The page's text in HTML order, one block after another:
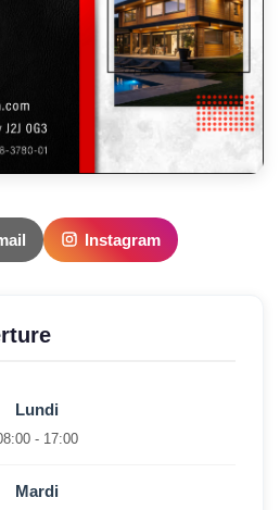
Instagram
Lundi
- 17:00
Mardi